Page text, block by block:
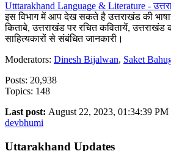
Utttarakhand Language & Literature -
इस विभाग में आप देख सकते है उत्तराखंड की
किताबे, उत्तराखंड पर रचित कवितायें,
साहित्यकारों से संबंधित जानकारी।
Moderators: Dinesh Bijalwan, Saket
Posts: 20,938
Topics: 148
Last post: August 22, 2023, 01:34:39 PM
devbhumi
Uttarakhand Updates